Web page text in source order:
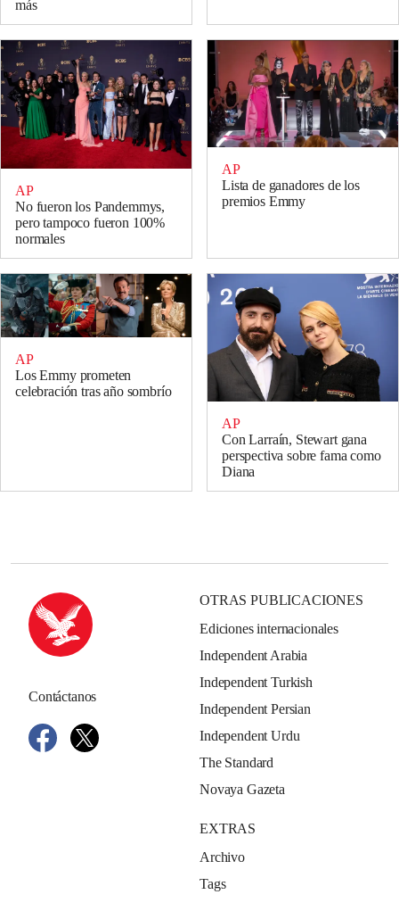
más
AP
No fueron los Pandemmys,
pero tampoco fueron 100%
normales
AP
Lista de ganadores de los
premios Emmy
AP
Los Emmy prometen
celebración tras año sombrío
AP
Con Larraín, Stewart gana
perspectiva sobre fama como
Diana
Contáctanos
OTRAS PUBLICACIONES
Ediciones internacionales
Independent Arabia
Independent Turkish
Independent Persian
Independent Urdu
The Standard
Novaya Gazeta
EXTRAS
Archivo
Tags